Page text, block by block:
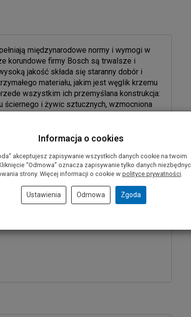
międzynarodowe normy i wymogi w
korundowe firmy Bosch są trwalsze i
jakość składa się staranny dobór i
materiału, jakim jest węglik krzemu
wszystkim ich przemyślana konstrukcja:
ściernego i żywic sztucznych, wzmocniona
nisko wartościowych
producentów.
z włókna szklanegodzięki czemu jest
Informacja o cookies
akceptujesz zapisywanie wszystkich danych cookie na twoim
“Odmowa” oznacza zapisywanie tylko danych
strony. Więcej informacji o cookie w polityce prywatności.
Ustawienia Odmowa Zgoda